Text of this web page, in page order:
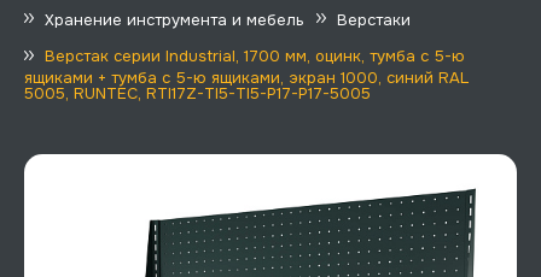
Хранение инструмента и мебель
Верстаки
Верстак серии Industrial, 1700 мм, оцинк, тумба с 5-ю
ящиками + тумба с 5-ю ящиками, экран 1000, синий RAL
5005, RUNTEC, RTI17Z-TI5-TI5-P17-P17-5005